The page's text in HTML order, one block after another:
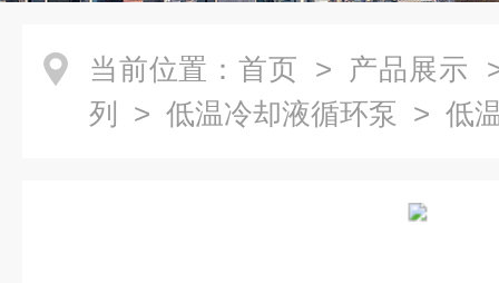
当前位置： 首页 > 产品展示
列
> 低温冷却液循环泵 > 低